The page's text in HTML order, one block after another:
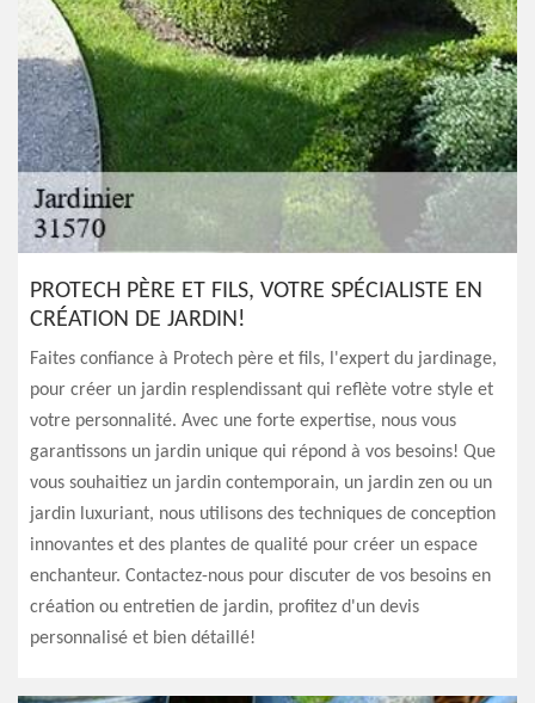
PROTECH PÈRE ET FILS, VOTRE SPÉCIALISTE EN
CRÉATION DE JARDIN!
Faites confiance à Protech père et fils, l'expert du jardinage,
pour créer un jardin resplendissant qui reflète votre style et
votre personnalité. Avec une forte expertise, nous vous
garantissons un jardin unique qui répond à vos besoins! Que
vous souhaitiez un jardin contemporain, un jardin zen ou un
jardin luxuriant, nous utilisons des techniques de conception
innovantes et des plantes de qualité pour créer un espace
enchanteur. Contactez-nous pour discuter de vos besoins en
création ou entretien de jardin, profitez d'un devis
personnalisé et bien détaillé!